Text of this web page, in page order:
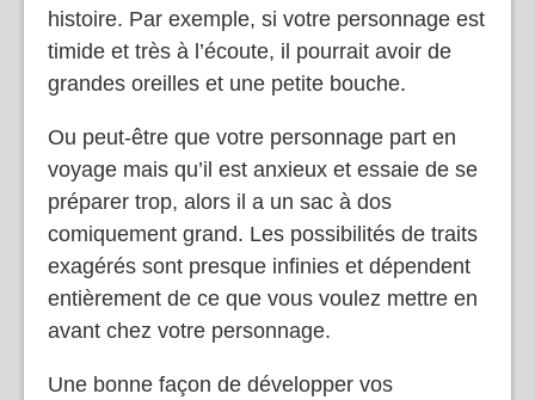
histoire. Par exemple, si votre personnage est
timide et très à l’écoute, il pourrait avoir de
grandes oreilles et une petite bouche.
Ou peut-être que votre personnage part en
voyage mais qu’il est anxieux et essaie de se
préparer trop, alors il a un sac à dos
comiquement grand. Les possibilités de traits
exagérés sont presque infinies et dépendent
entièrement de ce que vous voulez mettre en
avant chez votre personnage.
Une bonne façon de développer vos